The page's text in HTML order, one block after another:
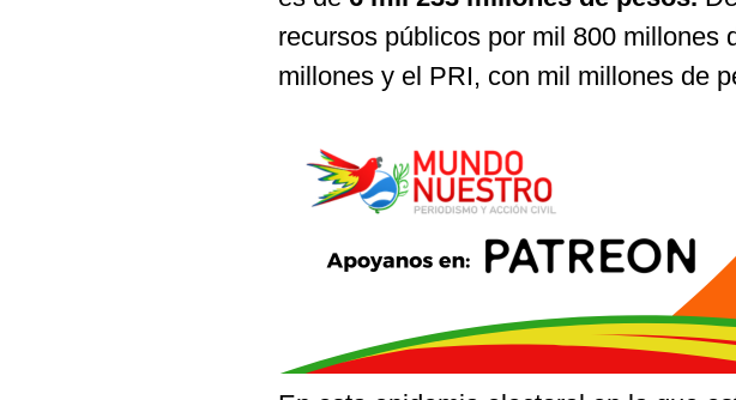
recursos públicos por mil 800 millones
millones y el PRI, con mil millones de